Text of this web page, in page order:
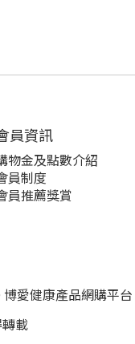
員資訊
物金及點數介紹
員制度
員推薦獎賞
愛健康產品網購平台
載